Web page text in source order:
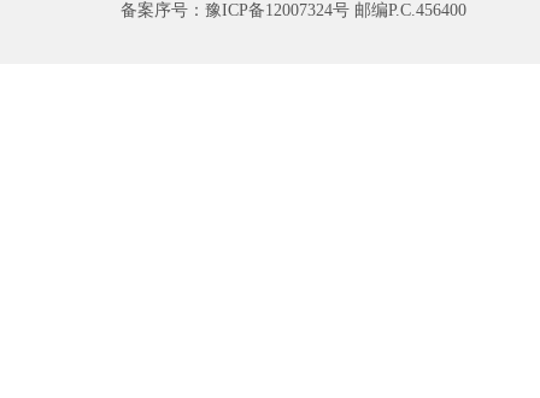
备案序号：豫ICP备12007324号 邮编P.C.456400